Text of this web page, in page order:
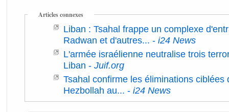
Articles connexes
Liban : Tsahal frappe un complexe
Radwan et d'autres... - i24 News
L'armée israélienne neutralise trois
Liban - Juif.org
Tsahal confirme les éliminations ciblées
Hezbollah au... - i24 News